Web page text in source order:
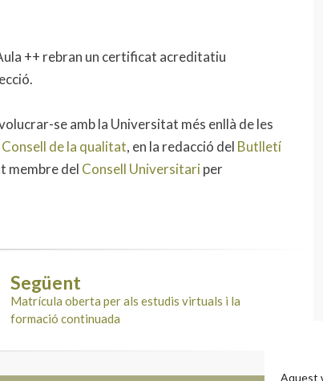
Aquest
++ rebran un certificat acreditatiu
se amb la Universitat més enllà de les
Consell de la qualitat, en la redacció del Butlletí
membre del Consell Universitariper
Següent
Matrícula oberta per als estudis virtuals i la
formació continuada